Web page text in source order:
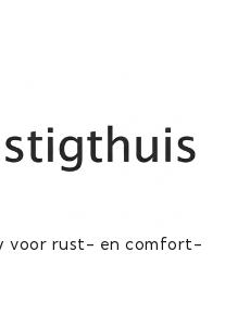
voor rust- en comfort-